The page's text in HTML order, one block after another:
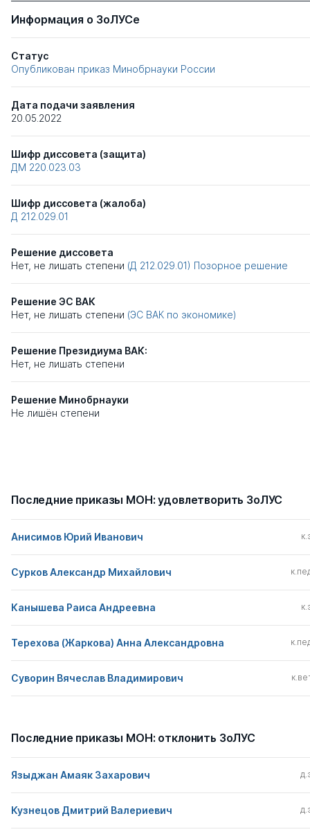
Информация о ЗоЛУСе
Статус
Опубликован приказ Минобрнауки России
Дата подачи заявления
20.05.2022
Шифр диссовета (защита)
ДМ 220.023.03
Шифр диссовета (жалоба)
Д 212.029.01
Решение диссовета
Нет, не лишать степени (Д 212.029.01) Позорное решение
Решение ЭС ВАК
Нет, не лишать степени (ЭС ВАК по экономике)
Решение Президиума ВАК:
Нет, не лишать степени
Решение Минобрнауки
Не лишён степени
Последние приказы МОН: удовлетворить ЗоЛУС
Анисимов Юрий Иванович
Сурков Александр Михайлович
Канышева Раиса Андреевна
Терехова (Жаркова) Анна Александровна
Суворин Вячеслав Владимирович
Последние приказы МОН: отклонить ЗоЛУС
Языджан Амаяк Захарович
Кузнецов Дмитрий Валериевич